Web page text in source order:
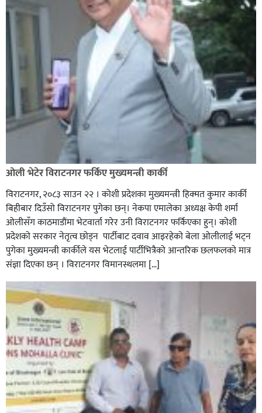
ओली भेटेर विराटनगर फर्किए मुख्यमन्त्री कार्की
विराटनगर, २०८३ साउन २२ । कोशी प्रदेशका मुख्यमन्त्री हिक्मत कुमार कार्की
बिहीबार दिउँसो विराटनगर पुगेका छन्। नेकपा एमालेका अध्यक्ष केपी शर्मा
ओलीसँग काठमाडौंमा भेटवार्ता गरेर उनी विराटनगर फर्किएका हुन्। काेशी
प्रदेशकाे सरकार नेतृत्व छाेड्न पार्टीबाट दवाव आइरहेकाे बेला ओलीलाई भट्न
पुगेका मुख्यमन्त्री कार्कीले यस भेटलाई पार्टीभित्रैको आन्तरिक छलफलकाे मात्र
संज्ञा दिएका छन् । विराटनगर विमानस्थलमा […]